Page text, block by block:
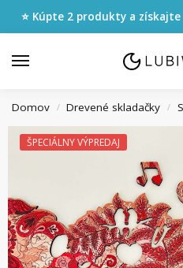
⭐ Kúpte 2 produkty a
Domov / Drevené skladačky /
ŠPECIÁLNY VÝPREDAJ